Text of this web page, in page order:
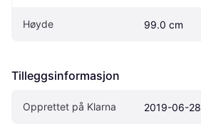
Høyde 99.0 cm
Tilleggsinformasjon
Opprettet på Klarna 2019-06-28